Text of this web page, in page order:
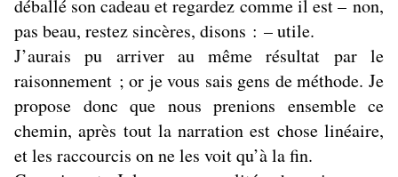
déballé son cadeau et regardez comme il est – non,
pas beau, restez sincères, disons : – utile.
J’aurais pu arriver au même résultat par le
raisonnement ; or je vous sais gens de méthode. Je
propose donc que nous prenions ensemble ce
chemin, après tout la narration est chose linéaire,
et les raccourcis on ne les voit qu’à la fin.